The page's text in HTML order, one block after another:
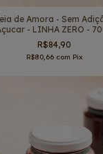
de Amora - Sem
- LINHA ZERO -
R$84,90
R$80,66 com Pix